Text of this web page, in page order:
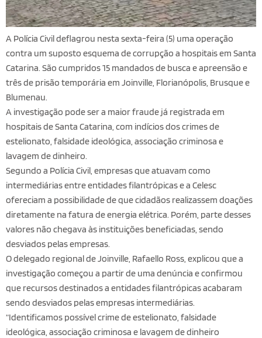
A Polícia Civil deflagrou nesta sexta-feira (5) uma operação
contra um suposto esquema de corrupção a hospitais em Santa
Catarina. São cumpridos 15 mandados de busca e apreensão e
três de prisão temporária em Joinville, Florianópolis, Brusque e
Blumenau.
A investigação pode ser a maior fraude já registrada em
hospitais de Santa Catarina, com indícios dos crimes de
estelionato, falsidade ideológica, associação criminosa e
lavagem de dinheiro.
Segundo a Polícia Civil, empresas que atuavam como
intermediárias entre entidades filantrópicas e a Celesc
ofereciam a possibilidade de que cidadãos realizassem doações
diretamente na fatura de energia elétrica. Porém, parte desses
valores não chegava às instituições beneficiadas, sendo
desviados pelas empresas.
O delegado regional de Joinville, Rafaello Ross, explicou que a
investigação começou a partir de uma denúncia e confirmou
que recursos destinados a entidades filantrópicas acabaram
sendo desviados pelas empresas intermediárias.
“Identificamos possível crime de estelionato, falsidade
ideológica, associação criminosa e lavagem de dinheiro